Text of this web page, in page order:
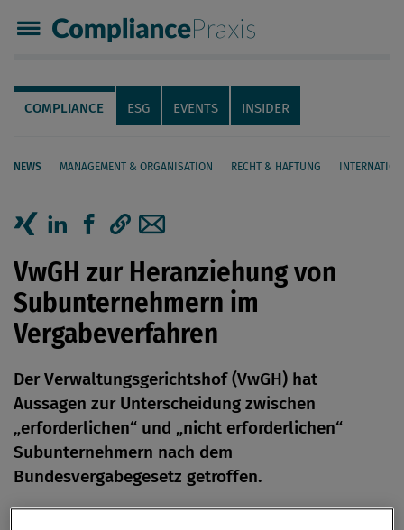
Compliance Praxis
Servicenavigation
Navigation
COMPLIANCE ESG EVENTS INSIDER
NEWS MANAGEMENT & ORGANISATION RECHT & HAFTUNG
Seiteninhalt
Artikel auf Xing teilen
Artikel auf linkedIn teilen
Artikel auf Facebook teilen
Artikellink kopieren
Artikel per Mail teilen
VwGH zur Heranziehung von
Subunternehmern im
Vergabeverfahren
Der Verwaltungsgerichtshof (VwGH) hat
Aussagen zur Unterscheidung zwischen
„erforderlichen“ und „nicht erforderlichen“
Subunternehmern nach dem
Bundesvergabegesetz getroffen.